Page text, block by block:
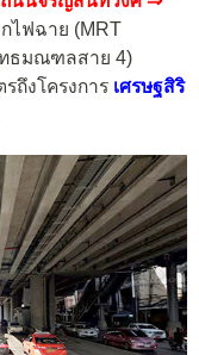
ไฟฉาย (MRT
ธมณฑลสาย 4)
ถึงโครงการ เศรษฐสิริ